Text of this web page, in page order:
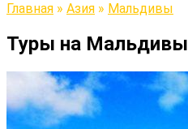
Главная » Азия » Мальдивы
Туры на Мальдивы